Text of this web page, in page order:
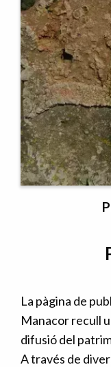
La pàgina de
Manacor recull
difusió del
A través de